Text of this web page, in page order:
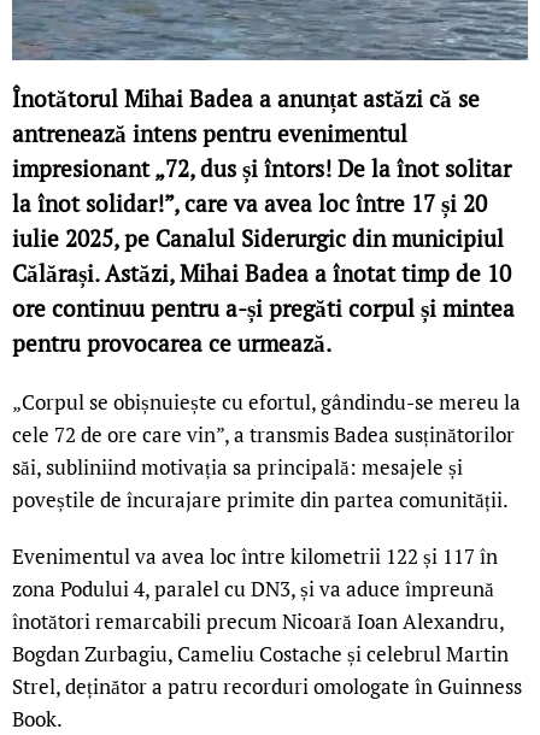
Înotătorul Mihai Badea a anunțat astăzi că se
antrenează intens pentru evenimentul
impresionant „72, dus și întors! De la înot solitar
la înot solidar!”, care va avea loc între 17 și 20
iulie 2025, pe Canalul Siderurgic din municipiul
Călărași. Astăzi, Mihai Badea a înotat timp de 10
ore continuu pentru a-și pregăti corpul și mintea
pentru provocarea ce urmează.
„Corpul se obișnuiește cu efortul, gândindu-se mereu la
cele 72 de ore care vin”, a transmis Badea susținătorilor
săi, subliniind motivația sa principală: mesajele și
poveștile de încurajare primite din partea comunității.
Evenimentul va avea loc între kilometrii 122 și 117 în
zona Podului 4, paralel cu DN3, și va aduce împreună
înotători remarcabili precum Nicoară Ioan Alexandru,
Bogdan Zurbagiu, Cameliu Costache și celebrul Martin
Strel, deținător a patru recorduri omologate în Guinness
Book.